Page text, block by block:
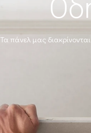
Τα πάνελ μας